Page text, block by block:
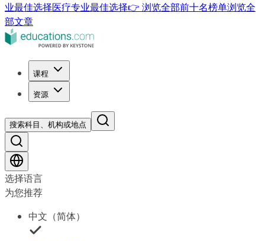
业最佳选择医疗专业最佳选择👉 浏览全部前十名榜单浏览全
部文章
课程
资源
搜索科目、机构或地点
选择语言
为您推荐
中文（简体）